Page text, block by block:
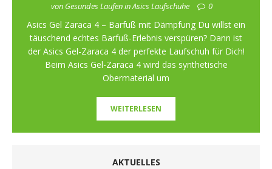
von Gesundes Laufen in Asics Laufschuhe 0
Asics Gel Zaraca 4 – Barfuß mit Dämpfung Du willst ein
täuschend echtes Barfuß-Erlebnis verspüren? Dann ist
der Asics Gel-Zaraca 4 der perfekte Laufschuh für Dich!
Beim Asics Gel-Zaraca 4 wird das synthetische
Obermaterial um
WEITERLESEN
AKTUELLES